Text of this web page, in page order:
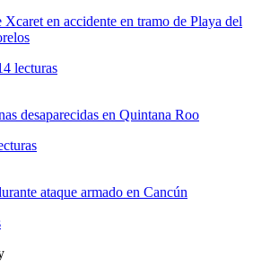
Xcaret en accidente en tramo de Playa del
lecturas
desaparecidas en Quintana Roo
ataque armado en Cancún